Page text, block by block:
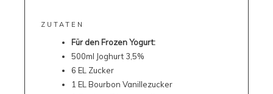
ZUTATEN
Für den Frozen Yogurt:
500ml Joghurt 3,5%
6 EL Zucker
1 EL Bourbon Vanillezucker